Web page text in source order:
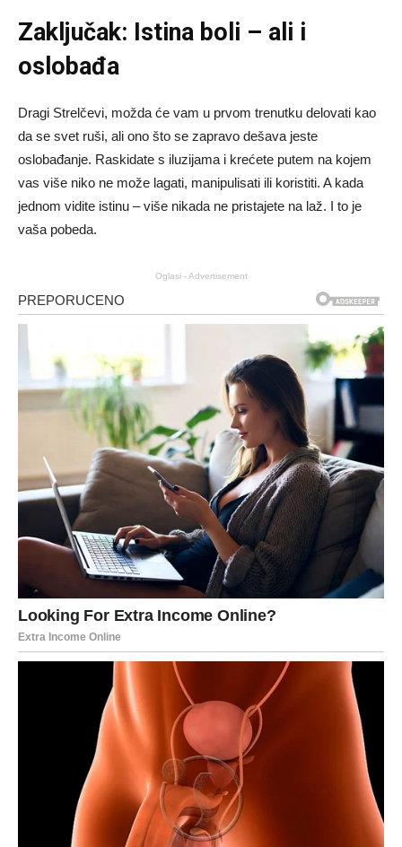
Zaključak: Istina boli – ali i
oslobađa
Dragi Strelčevi, možda će vam u prvom trenutku delovati kao
da se svet ruši, ali ono što se zapravo dešava jeste
oslobađanje. Raskidate s iluzijama i krećete putem na kojem
vas više niko ne može lagati, manipulisati ili koristiti. A kada
jednom vidite istinu – više nikada ne pristajete na laž. I to je
vaša pobeda.
Oglasi - Advertisement